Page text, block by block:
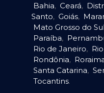
Bahia, Ceará,
Santo, Goiás,
Mato Grosso do Sul
Paraíba,
Rio de Janeiro,
Rondônia,
Santa Catarina,
Tocantins.